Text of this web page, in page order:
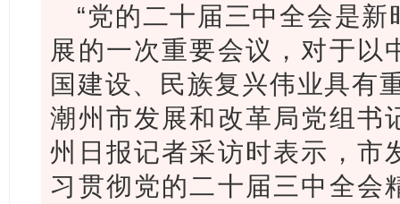
“党的二十届三中全会是
展的一次重要会议，对于以
国建设、民族复兴伟业具有
潮州市发展和改革局党组书
州日报记者采访时表示，市
习贯彻党的二十届三中全会